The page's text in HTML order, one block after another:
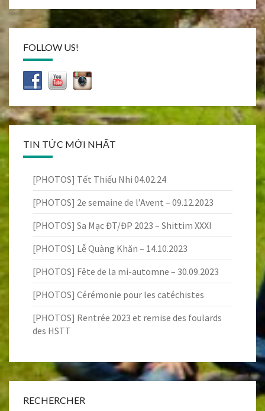
FOLLOW US!
TIN TỨC MỚI NHẤT
[PHOTOS] Tết Thiếu Nhi 04.02.24
[PHOTOS] 2e semaine de l’Avent – 09.12.2023
[PHOTOS] Sa Mạc ĐT/ĐP 2023 – Shittim XXXI
[PHOTOS] Lễ Quàng Khăn – 14.10.2023
[PHOTOS] Fête de la mi-automne – 30.09.2023
[PHOTOS] Cérémonie pour les catéchistes
[PHOTOS] Rentrée 2023 et remise des foulards
des HSTT
RECHERCHER